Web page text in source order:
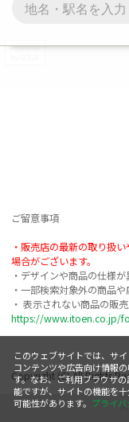
Powered
ご留意事項
・販売店の最新の取り扱
場合がございます。
・デザインや商品の仕様
・一部検索対象外の商品
https://www.itoen.co.jp/
Copyright (C) All Rights
このウェブサイトでは、サ
コンテンツや広告向け情報
す。なお、ご利用ブラウザ
能ですが、サイトの機能を
可能性があります。 プライ